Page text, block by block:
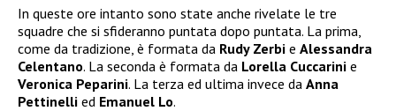
In queste ore intanto sono state anche rivelate le tre
squadre che si sfideranno puntata dopo puntata. La prima,
come da tradizione, è formata da Rudy Zerbi e Alessandra
Celentano. La seconda è formata da Lorella Cuccarini e
Veronica Peparini. La terza ed ultima invece da Anna
Pettinelli ed Emanuel Lo.